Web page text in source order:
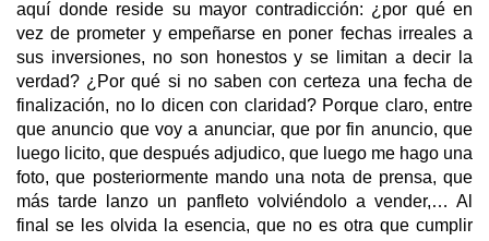
aquí donde reside su mayor contradicción: ¿por qué en
vez de prometer y empeñarse en poner fechas irreales a
sus inversiones, no son honestos y se limitan a decir la
verdad? ¿Por qué si no saben con certeza una fecha de
finalización, no lo dicen con claridad? Porque claro, entre
que anuncio que voy a anunciar, que por fin anuncio, que
luego licito, que después adjudico, que luego me hago una
foto, que posteriormente mando una nota de prensa, que
más tarde lanzo un panfleto volviéndolo a vender,… Al
final se les olvida la esencia, que no es otra que cumplir